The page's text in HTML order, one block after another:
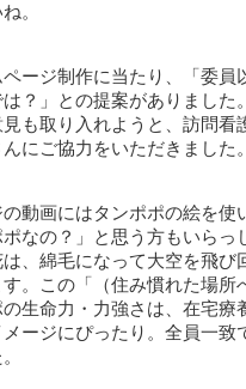
。
ージ制作に当たり、「委員
？」との提案がありました
も取り入れようと、訪問看
にご協力をいただきました
の動画にはタンポポの絵を使
ポなの？」と思う方もいらっ
、綿毛になって大空を飛び
。この「（住み慣れた場所
生命力・力強さは、在宅療
ージにぴったり。全員一致